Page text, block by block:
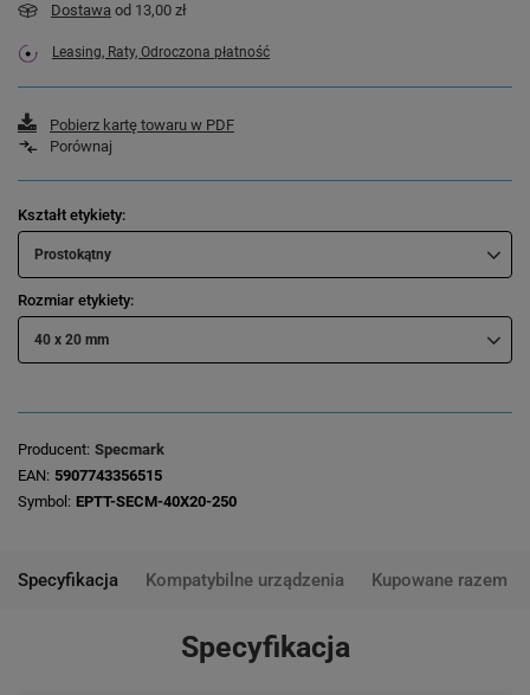
Dostawa od 13,00 zł
Leasing, Raty, Odroczona płatność
Pobierz kartę towaru w PDF
Porównaj
Kształt etykiety
Prostokątny
Rozmiar etykiety
40 x 20 mm
Producent Specmark
EAN 5907743356515
Symbol EPTT-SECM-40X20-250
Specyfikacja Kompatybilne urządzenia Kupowane razem
Specyfikacja